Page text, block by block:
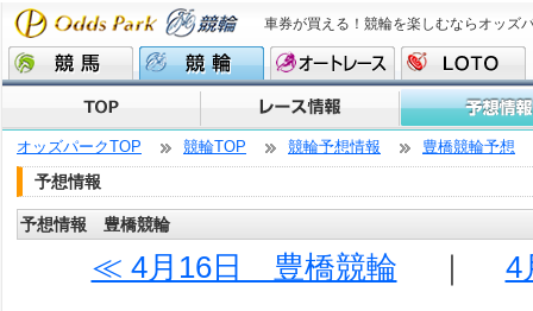
車券が買える！競輪を楽しむならオッズ
オッズパークTOP 競輪TOP 競輪予想情報 豊橋競輪予想
予想情報
予想情報 豊橋競輪
≪ 4月16日 豊橋競輪 ｜ 4